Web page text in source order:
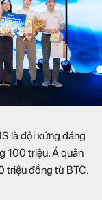
là đội xứng đáng
100 triệu. Á quân
triệu đồng từ BTC.